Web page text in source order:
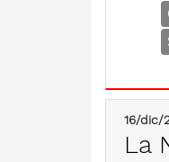
16/dic/
La